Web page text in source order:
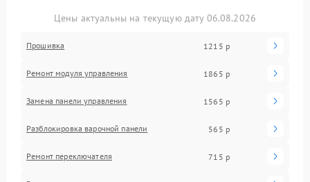
Цены актуальны на текущую дату 06.08.2026
Прошивка 1215 р
Ремонт модуля управления 1865 р
Замена панели управления 1565 р
Разблокировка варочной панели 565 р
Ремонт переключателя 715 р